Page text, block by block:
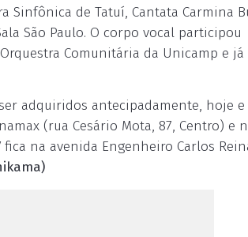
Sinfônica de Tatuí, Cantata Carmina
São Paulo. O corpo vocal participou
Comunitária da Unicamp e
adquiridos antecipadamente, hoje e
(rua Cesário Mota, 87, Centro) e
fica na avenida Engenheiro Carlos